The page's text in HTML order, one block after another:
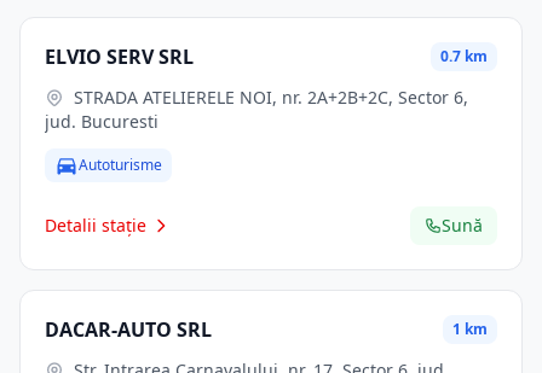
ELVIO SERV SRL 0.7 km
jud. Bucuresti
Autoturisme
Detalii stație Sună
DACAR-AUTO SRL 1 km